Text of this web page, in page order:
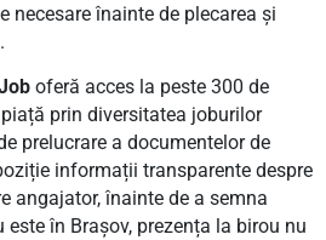
necesare înainte de plecarea și
oferă acces la peste 300 de
prin diversitatea joburilor
prelucrare a documentelor de
informații transparente despre
angajator, înainte de a semna
în Brașov, prezența la birou nu